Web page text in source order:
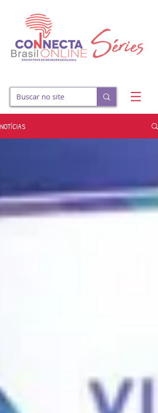
NOTÍCIAS